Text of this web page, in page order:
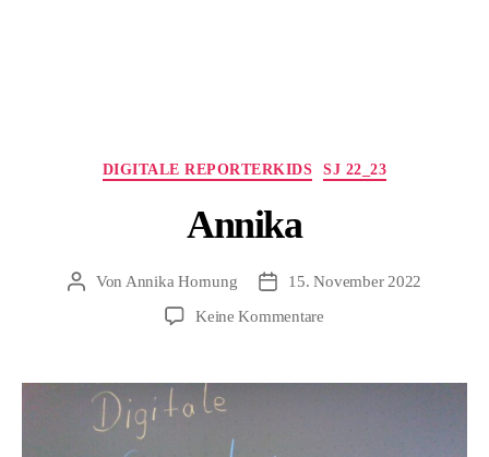
Kategorien
DIGITALE REPORTERKIDS SJ 22_23
Annika
Beitragsautor
Von Annika Hornung Beitragsdatum
15. November 2022
Keine Kommentarezu